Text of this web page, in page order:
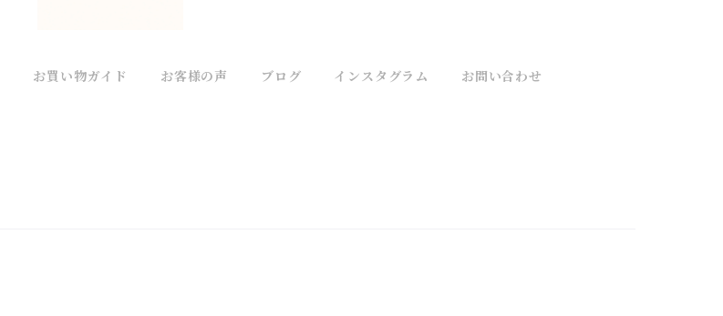
お買い物ガイド お客様の声 ブログ インスタグラム お問い合わせ